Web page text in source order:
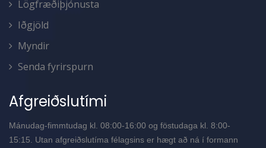
Lögfræðiþjónusta
Iðgjöld
Myndir
Senda fyrirspurn
Afgreiðslutími
Mánudag-fimmtudag kl. 08:00-16:00 og föstudaga kl. 8:00-
15:15. Utan afgreiðslutíma félagsins er hægt að ná í formann